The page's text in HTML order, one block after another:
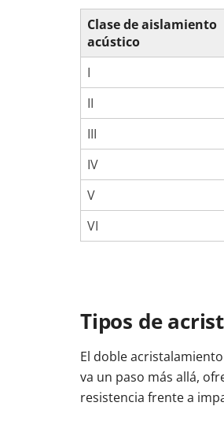
Clase de aislamiento
acústico
I
II
III
IV
V
VI
Tipos de
El doble
va un paso más allá,
resistencia frente a